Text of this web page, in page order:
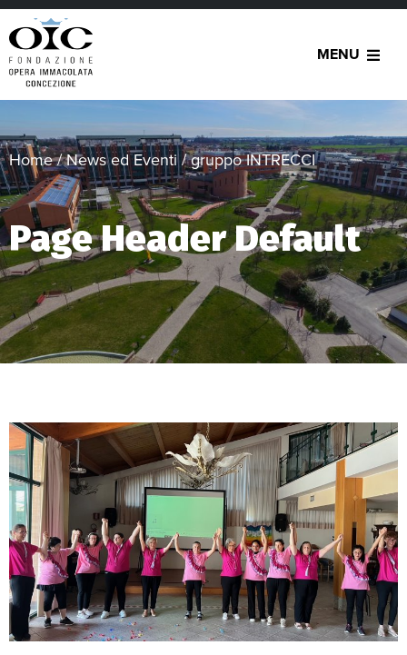
MENU
Home/News ed Eventi/gruppo INTRECCI
Page Header Default